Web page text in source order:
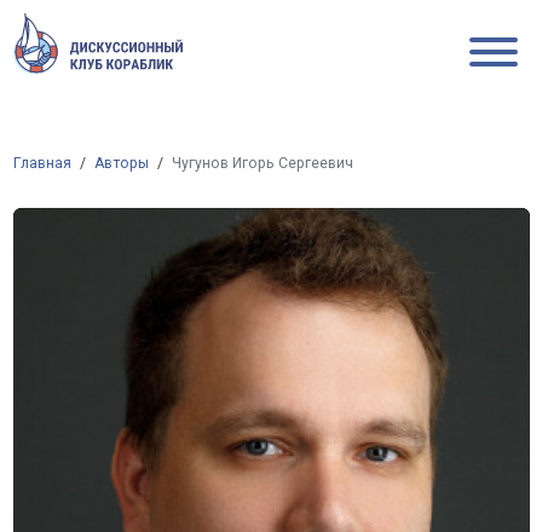
Главная Авторы Чугунов Игорь Сергеевич